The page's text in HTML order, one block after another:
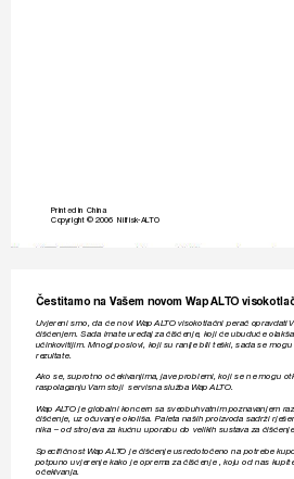
Printed in China
Copyright © 2006  Nilfisk-ALTO
Čestitamo na Vašem novom Wap ALTO visok
Uvjereni smo, da će novi Wap ALTO visokotlačni perač opravdati V
čišćenjem. Sada imate uređaj za čišćenje, koji će ubuduće
učinkovitijim. Mnogi poslovi, koji su ranije bili teški, sada se mogu
rezultate.
Ako se, suprotno očekivanjima, jave problemi, koji se ne mogu
raspolaganju Vam stoji  servisna služba Wap ALTO.
Wap ALTO je globalni koncern sa sveobuhvatnim poznavanjem
čišćenje, uz očuvanje okoliša. Paleta naših proizvoda sadrži
nika – od strojeva za kućnu uporabu do velikih sustava za
Speciﬁ čnost Wap ALTO je čišćenje usredotočeno na potrebe
potpuno uvjerenje kako je oprema za čišćenje , koju od nas
očekivanja.